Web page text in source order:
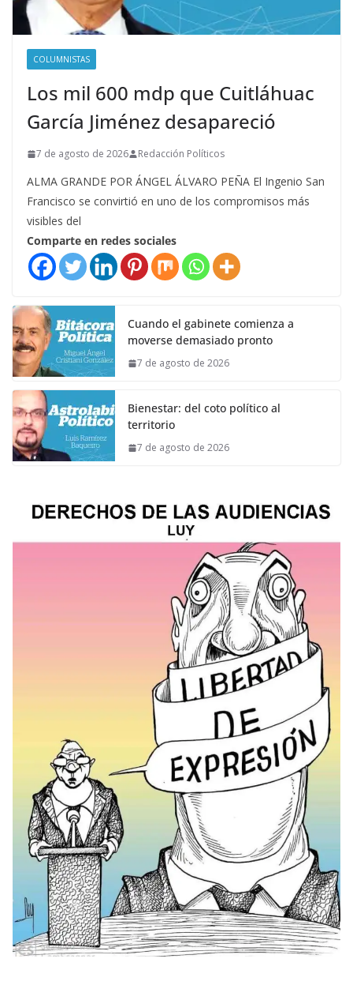
COLUMNISTAS
Los mil 600 mdp que Cuitláhuac
García Jiménez desapareció
7 de agosto de 2026 Redacción Políticos
ALMA GRANDE POR ÁNGEL ÁLVARO PEÑA El Ingenio San
Francisco se convirtió en uno de los compromisos más
visibles del
Comparte en redes sociales
Cuando el gabinete comienza a
moverse demasiado pronto
7 de agosto de 2026
Bienestar: del coto político al
territorio
7 de agosto de 2026